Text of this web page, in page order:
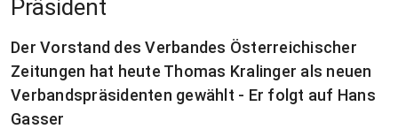
Präsident
Der Vorstand des Verbandes Österreichischer
Zeitungen hat heute Thomas Kralinger als neuen
Verbandspräsidenten gewählt - Er folgt auf Hans
Gasser